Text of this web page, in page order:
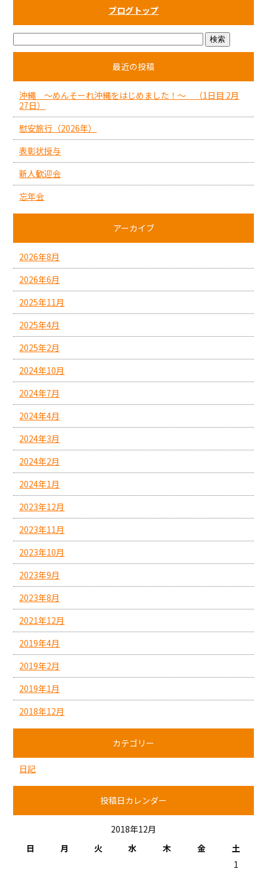
ブログトップ
最近の投稿
沖縄 ～めんそーれ沖縄をはじめました！～ （1日目 2月
27日）
慰安旅行（2026年）
表彰状授与
新人歓迎会
忘年会
アーカイブ
2026年8月
2026年6月
2025年11月
2025年4月
2025年2月
2024年10月
2024年7月
2024年4月
2024年3月
2024年2月
2024年1月
2023年12月
2023年11月
2023年10月
2023年9月
2023年8月
2021年12月
2019年4月
2019年2月
2019年1月
2018年12月
カテゴリー
日記
投稿日カレンダー
2018年12月
日
月 火 水 木 金
土
1